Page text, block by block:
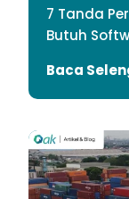
7 Tanda
Butuh
Baca